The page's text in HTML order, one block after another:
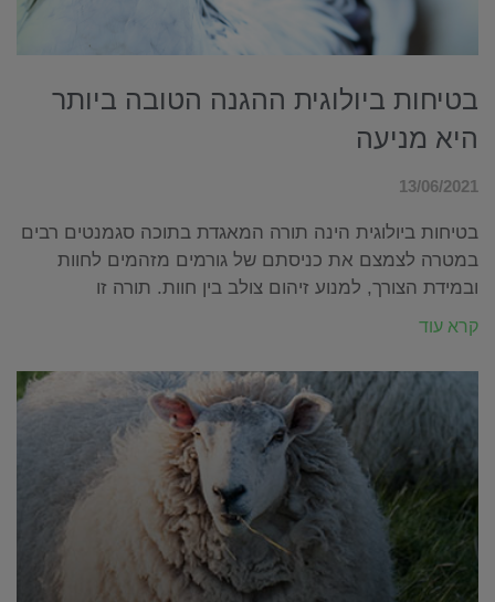
בטיחות ביולוגית ההגנה הטובה ביותר
היא מניעה
13/06/2021
בטיחות ביולוגית הינה תורה המאגדת בתוכה סגמנטים רבים
במטרה לצמצם את כניסתם של גורמים מזהמים לחוות
ובמידת הצורך, למנוע זיהום צולב בין חוות. תורה זו
קרא עוד